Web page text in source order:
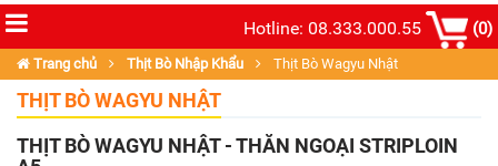
Hotline: 08.333.000.55 (0)
Trang chủ Thịt Bò Nhập Khẩu Thịt Bò Wagyu Nhật
THỊT BÒ WAGYU NHẬT
THỊT BÒ WAGYU NHẬT - THĂN NGOẠI STRIPLOIN